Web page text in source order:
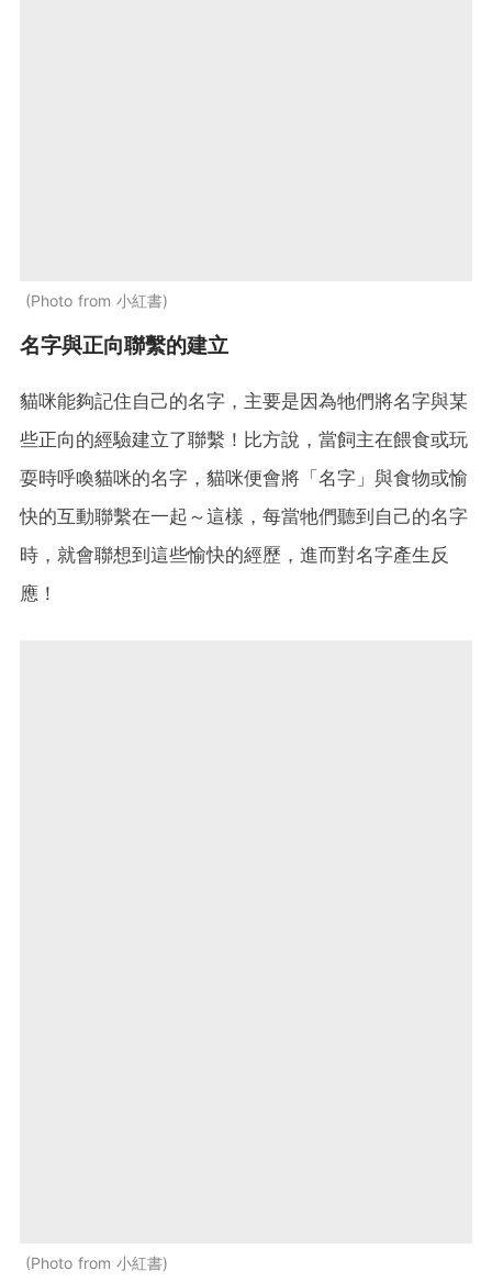
Photo from 小紅書
名字與正向聯繫的建立
貓咪能夠記住自己的名字，主要是因為牠們將名字與某
些正向的經驗建立了聯繫！比方說，當飼主在餵食或玩
耍時呼喚貓咪的名字，貓咪便會將「名字」與食物或愉
快的互動聯繫在一起～這樣，每當牠們聽到自己的名字
時，就會聯想到這些愉快的經歷，進而對名字產生反
應！
Photo from 小紅書